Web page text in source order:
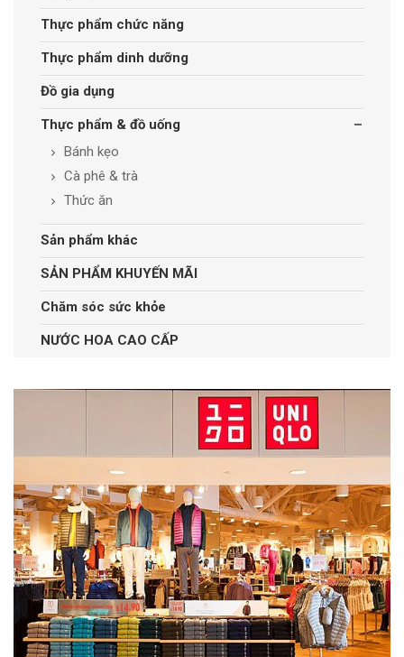
Thực phẩm chức năng
Thực phẩm dinh dưỡng
Đồ gia dụng
Thực phẩm & đồ uống
Bánh kẹo
Cà phê & trà
Thức ăn
Sản phẩm khác
SẢN PHẨM KHUYẾN MÃI
Chăm sóc sức khỏe
NƯỚC HOA CAO CẤP